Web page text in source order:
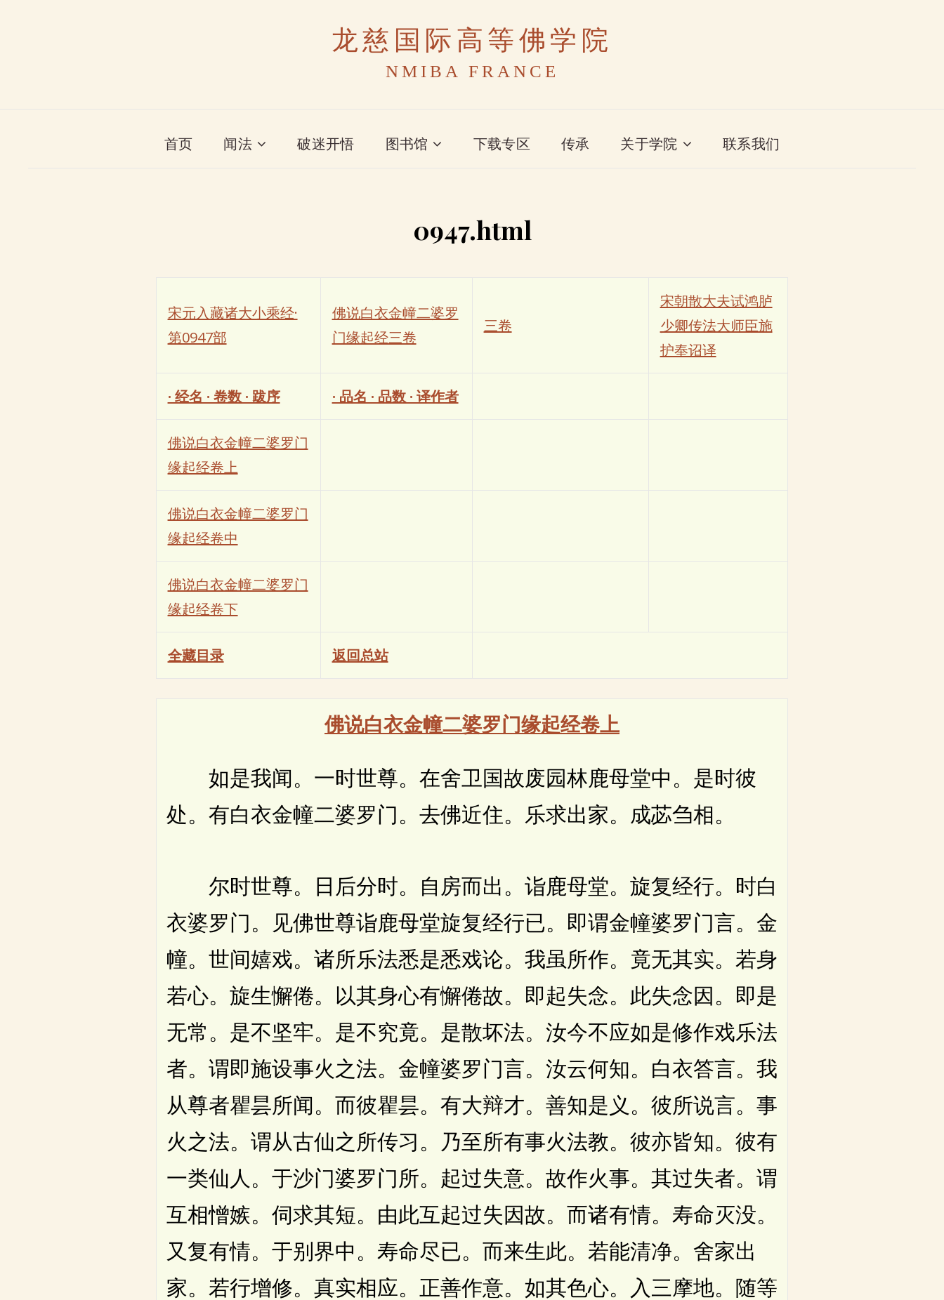
龙慈国际高等佛学院
NMIBA FRANCE
首页 闻法 破迷开悟 图书馆 下载专区 传承 关于学院 联系我们
0947.html
宋元入藏诸大小乘经·
第0947部
佛说白衣金幢二婆罗
门缘起经三卷
三卷
宋朝散大夫试鸿胪
少卿传法大师臣施
护奉诏译
· 经名 · 卷数 · 跋序 · 品名 · 品数 · 译作者
佛说白衣金幢二婆罗门
缘起经卷上
佛说白衣金幢二婆罗门
缘起经卷中
佛说白衣金幢二婆罗门
缘起经卷下
全藏目录 返回总站
佛说白衣金幢二婆罗门缘起经卷上
如是我闻。一时世尊。在舍卫国故废园林鹿母堂中。是时彼
处。有白衣金幢二婆罗门。去佛近住。乐求出家。成苾刍相。
尔时世尊。日后分时。自房而出。诣鹿母堂。旋复经行。时白
衣婆罗门。见佛世尊诣鹿母堂旋复经行已。即谓金幢婆罗门言。金
幢。世间嬉戏。诸所乐法悉是悉戏论。我虽所作。竟无其实。若身
若心。旋生懈倦。以其身心有懈倦故。即起失念。此失念因。即是
无常。是不坚牢。是不究竟。是散坏法。汝今不应如是修作戏乐法
者。谓即施设事火之法。金幢婆罗门言。汝云何知。白衣答言。我
从尊者瞿昙所闻。而彼瞿昙。有大辩才。善知是义。彼所说言。事
火之法。谓从古仙之所传习。乃至所有事火法教。彼亦皆知。彼有
一类仙人。于沙门婆罗门所。起过失意。故作火事。其过失者。谓
互相憎嫉。伺求其短。由此互起过失因故。而诸有情。寿命灭没。
又复有情。于别界中。寿命尽已。而来生此。若能清净。舍家出
家。若行增修。真实相应。正善作意。如其色心。入三摩地。随等